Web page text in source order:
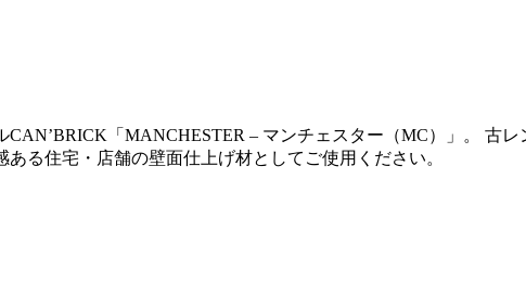
「MANCHESTER – マンチェスター（MC）」。 古
る住宅・店舗の壁面仕上げ材としてご使用ください。